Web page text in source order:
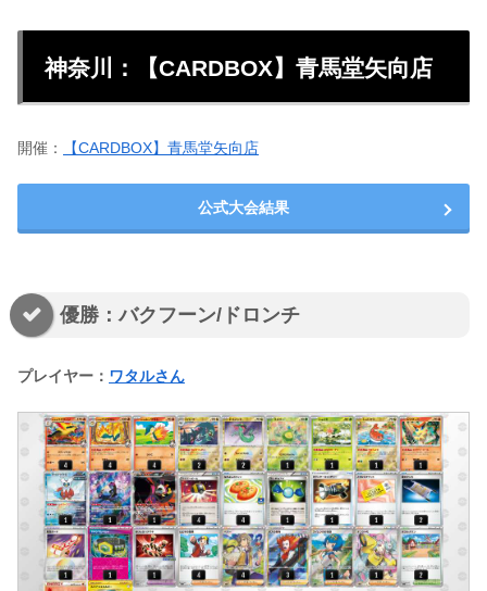
神奈川：【CARDBOX】青馬堂矢向店
開催： 【CARDBOX】青馬堂矢向店
公式大会結果
優勝：バクフーン/ドロンチ
プレイヤー： ワタルさん